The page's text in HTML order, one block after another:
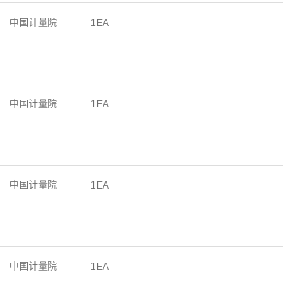
中国计量院 1EA
中国计量院 1EA
中国计量院 1EA
中国计量院 1EA